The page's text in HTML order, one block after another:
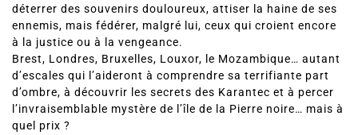
déterrer des souvenirs douloureux, attiser la haine de ses
ennemis, mais fédérer, malgré lui, ceux qui croient encore
à la justice ou à la vengeance.
Brest, Londres, Bruxelles, Louxor, le Mozambique… autant
d’escales qui l’aideront à comprendre sa terrifiante part
d’ombre, à découvrir les secrets des Karantec et à percer
l’invraisemblable mystère de l’île de la Pierre noire… mais à
quel prix ?